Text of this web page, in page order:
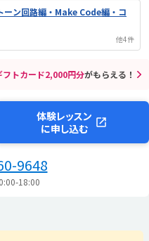
ーン回路編・Make Code編・コ
他4件
トカード2,000円分がもらえる！
体験レッスン
に申し込む
9648
18:00